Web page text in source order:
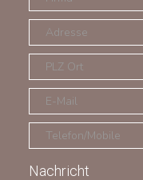
Nachricht